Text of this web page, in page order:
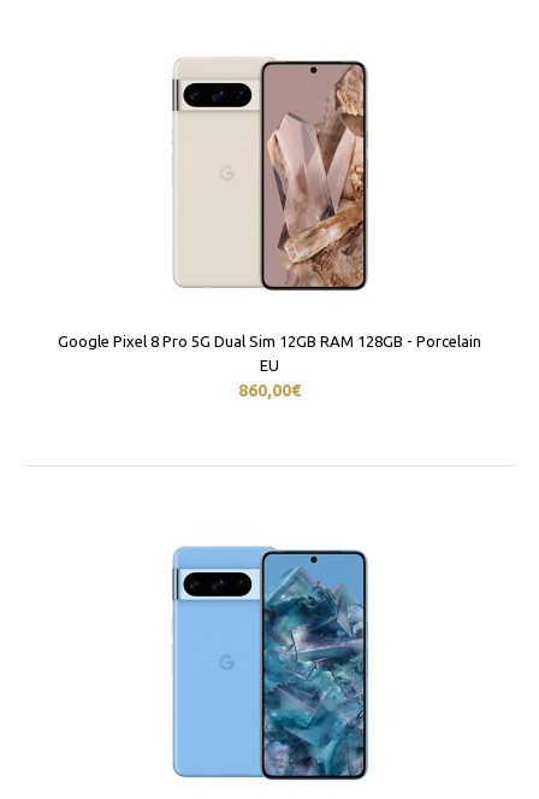
Google Pixel 8 Pro 5G Dual Sim 12GB RAM 128GB - Porcelain
EU
860,00€